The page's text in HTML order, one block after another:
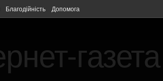
Благодійність Допомога